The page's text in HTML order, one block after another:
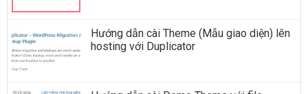
Hướng dẫn cài Theme (Mẫu giao diện) lên
hosting với Duplicator